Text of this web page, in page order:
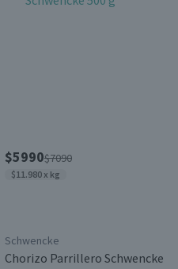
$5990$7090
$11.980 x kg
Schwencke
Chorizo Parrillero Schwencke